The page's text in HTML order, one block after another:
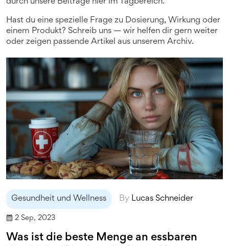
durch unsere Beiträge hier im Tagbereich.
Hast du eine spezielle Frage zu Dosierung, Wirkung oder
einem Produkt? Schreib uns — wir helfen dir gern weiter
oder zeigen passende Artikel aus unserem Archiv.
Gesundheit und Wellness By Lucas Schneider
2 Sep, 2023
Was ist die beste Menge an essbaren